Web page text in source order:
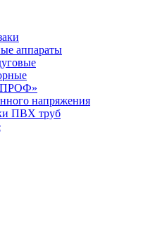
аппараты
напряжения
ПВХ труб